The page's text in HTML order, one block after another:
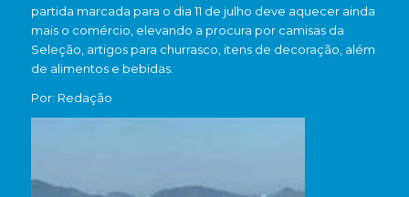
partida marcada para o dia 11 de julho deve aquecer ainda
mais o comércio, elevando a procura por camisas da
Seleção, artigos para churrasco, itens de decoração, além
de alimentos e bebidas.
Por: Redação